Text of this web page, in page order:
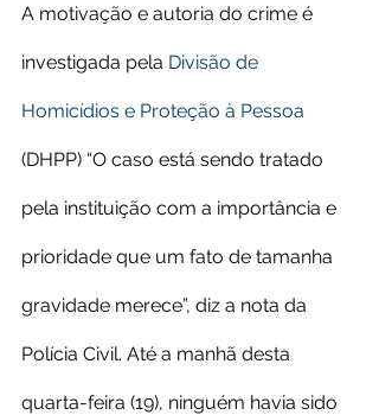
A motivação e autoria do crime é
investigada pela Divisão de
Homicídios e Proteção à Pessoa
(DHPP) “O caso está sendo tratado
pela instituição com a importância e
prioridade que um fato de tamanha
gravidade merece”, diz a nota da
Polícia Civil. Até a manhã desta
quarta-feira (19), ninguém havia sido